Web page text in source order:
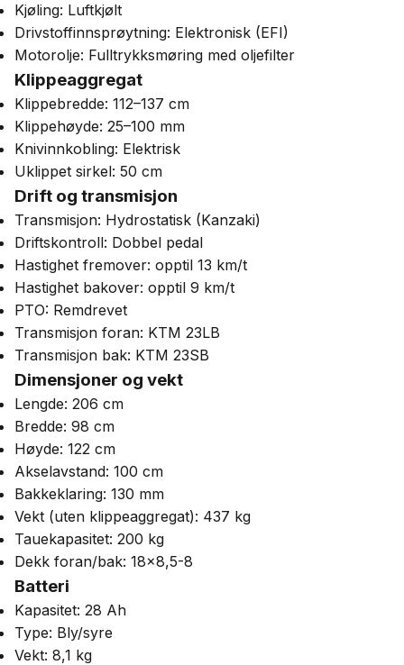
Kjøling: Luftkjølt
Drivstoffinnsprøytning: Elektronisk (EFI)
Motorolje: Fulltrykksmøring med oljefilter
Klippeaggregat
Klippebredde: 112–137 cm
Klippehøyde: 25–100 mm
Knivinnkobling: Elektrisk
Uklippet sirkel: 50 cm
Drift og transmisjon
Transmisjon: Hydrostatisk (Kanzaki)
Driftskontroll: Dobbel pedal
Hastighet fremover: opptil 13 km/t
Hastighet bakover: opptil 9 km/t
PTO: Remdrevet
Transmisjon foran: KTM 23LB
Transmisjon bak: KTM 23SB
Dimensjoner og vekt
Lengde: 206 cm
Bredde: 98 cm
Høyde: 122 cm
Akselavstand: 100 cm
Bakkeklaring: 130 mm
Vekt (uten klippeaggregat): 437 kg
Tauekapasitet: 200 kg
Dekk foran/bak: 18×8,5-8
Batteri
Kapasitet: 28 Ah
Type: Bly/syre
Vekt: 8,1 kg